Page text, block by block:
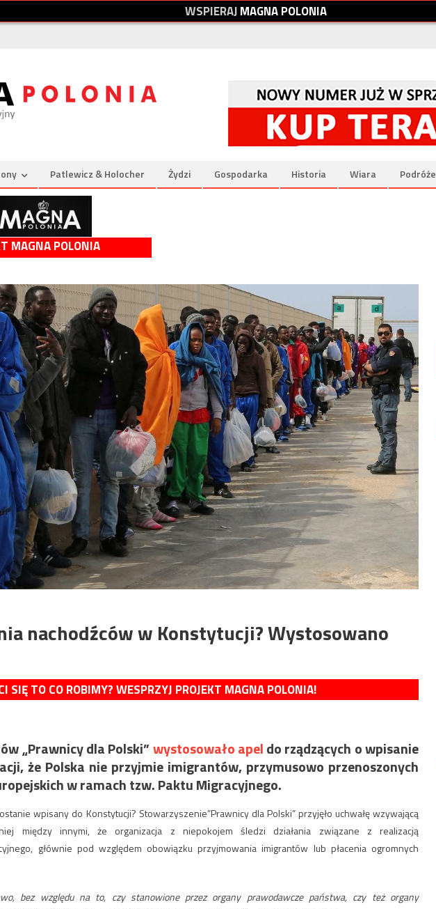
WSPIERAJMAGNAPOLONIA
Patlewicz & Holocher Żydzi Gospodarka Historia Wiara Podróże
MAGNA POLONIA
nachodźców w Konstytucji? Wystosowano
SIĘ TO CO ROBIMY? WESPRZYJ PROJEKT MAGNA POLONIA!
„Prawnicy dla Polski”wystosowało apeldo rządzących o wpisanie
że Polska nie przyjmie imigrantów, przymusowo przenoszonych
w ramach tzw. Paktu Migracyjnego.
wpisany do Konstytucji? Stowarzyszenie”Prawnicy dla Polski” przyjęło uchwałę wzywającą
między innymi, że organizacja z niepokojem śledzi działania związane z realizacją
głównie pod względem obowiązku przyjmowania imigrantów lub płacenia ogromnych
bez względu na to, czy stanowione przez organy prawodawcze państwa, czy też organy